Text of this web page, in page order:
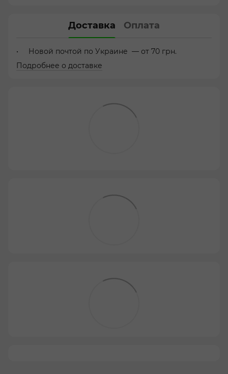
Доставка Оплата
Новой почтой по Украине — от 70 грн.
Подробнее о доставке